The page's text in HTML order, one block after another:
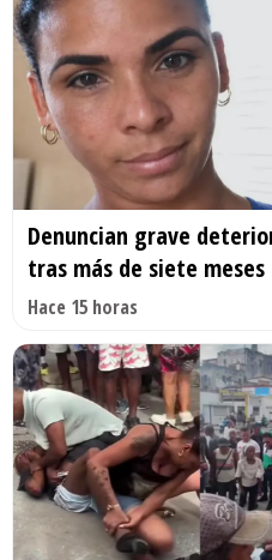
Denuncian grave
tras más de siete
Hace 15 horas